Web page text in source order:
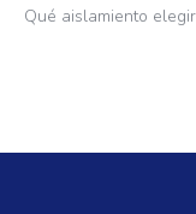
Qué aislamiento